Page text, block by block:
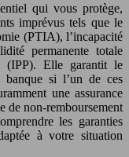
qui vous protège,
imprévus tels que le
(PTIA), l’incapacité
permanente totale
(IPP). Elle garantit le
banque si l’un de ces
une assurance
de non-remboursement
les garanties
à votre situation